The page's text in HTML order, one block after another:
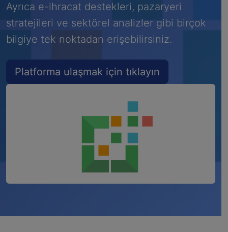
Ayrıca e-ihracat destekleri, pazaryeri
stratejileri ve sektörel analizler gibi birçok
bilgiye tek noktadan erişebilirsiniz.
Platforma ulaşmak için tıklayın